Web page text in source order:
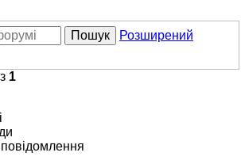
Пошук
Розширений
з 1